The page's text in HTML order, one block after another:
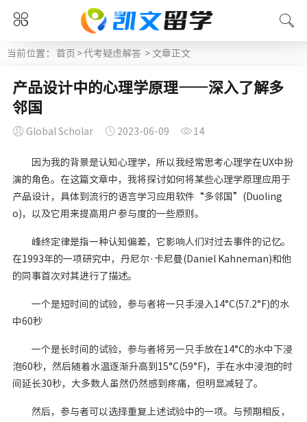
当前位置： 首页 >代考疑虑解答 > 文章正文
产品设计中的心理学原理——深入了解多
邻国
Global Scholar 2023-06-09 14
因为我的背景是认知心理学，所以我经常思考心理学在UX中扮
演的角色。在这篇文章中，我将探讨如何将某些心理学原理应用于
产品设计，具体到流行的语言学习应用软件“多邻国”(Duoling
o)，以及它用来提高用户参与度的一些原则。
峰终定律是指一种认知偏差，它影响人们对过去事件的记忆。
在1993年的一项研究中，丹尼尔·卡尼曼(Daniel Kahneman)和他
的同事首次对其进行了描述。
一个是短时间的试验，参与者将一只手浸入14°C(57.2°F)的水
中60秒
一个是长时间的试验，参与者将另一只手放在14°C的水中下浸
泡60秒，然后随着水温逐渐升高到15°C(59°F)，手在水中浸泡的时
间延长30秒，大多数人虽然仍然感到疼痛，但明显减轻了。
然后，参与者可以选择重复上述试验中的一项。与预期相反，